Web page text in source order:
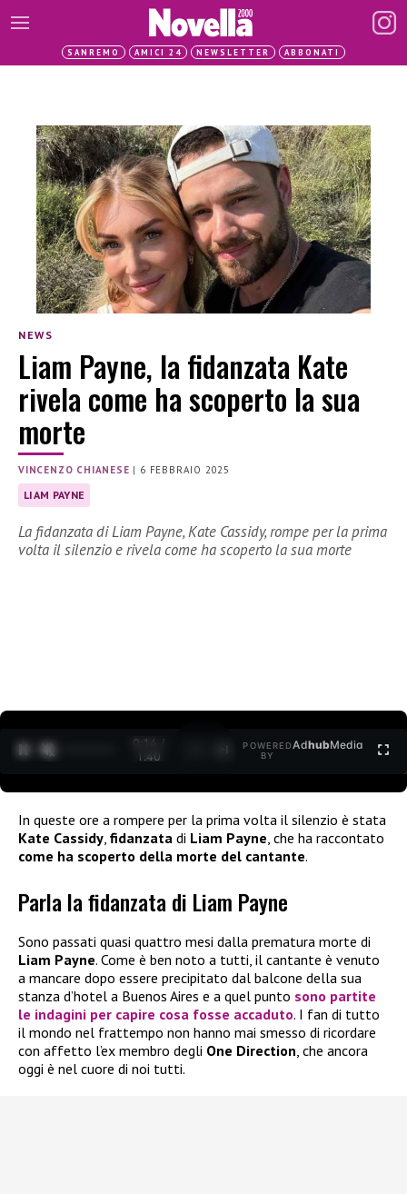
SANREMO AMICI 24 NEWSLETTER ABBONATI
NEWS
Liam Payne, la fidanzata Kate
rivela come ha scoperto la sua
morte
VINCENZO CHIANESE | 6 FEBBRAIO 2025
LIAM PAYNE
La fidanzata di Liam Payne, Kate Cassidy, rompe per la prima
volta il silenzio e rivela come ha scoperto la sua morte
0:15 /
1:40
POWERED
BY
AdhubMedia
In queste ore a rompere per la prima volta il silenzio è stata
Kate Cassidy fidanzata di Liam Payne , che ha raccontato
come ha scoperto della morte del cantante.
Parla la fidanzata di Liam Payne
Sono passati quasi quattro mesi dalla prematura morte di
Liam Payne. Come è ben noto a tutti, il cantante è venuto
a mancare dopo essere precipitato dal balcone della sua
stanza d’hotel a Buenos Aires e a quel punto sono partite
le indagini per capire cosa fosse accaduto. I fan di tutto
il mondo nel frattempo non hanno mai smesso di ricordare
con affetto l’ex membro degli One Direction, che ancora
oggi è nel cuore di noi tutti.